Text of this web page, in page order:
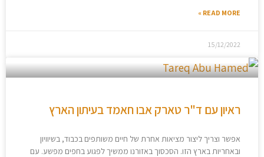
READ MORE »
15/12/2022
ראיון עם ד"ר טארק אבו חאמד בעיתון הארץ
אפשר וצריך ליצור מציאות אחרת של חיים משותפים בכבוד, בשיוויון
ובאחריות בארץ הזו. הסכסוך באזורנו ממשיך לפגוע בחפים מפשע. עם